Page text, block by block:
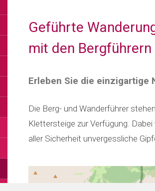
Geführte
mit den
Erleben Sie die einzigartige
Die Berg- und Wanderführer
Klettersteige zur Verfügung.
aller Sicherheit unvergessliche